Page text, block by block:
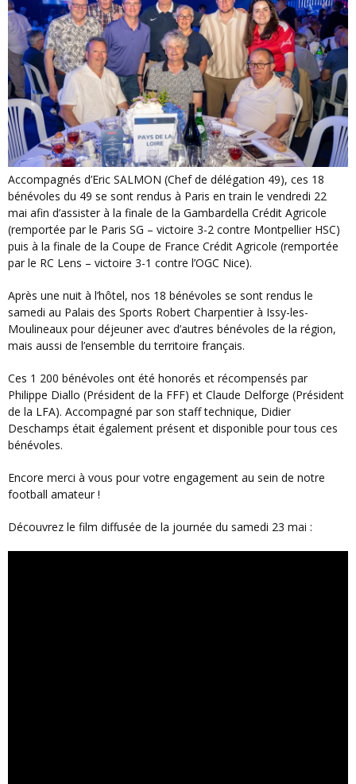
Accompagnés d’Eric SALMON (Chef de délégation 49), ces 18
bénévoles du 49 se sont rendus à Paris en train le vendredi 22
mai afin d’assister à la finale de la Gambardella Crédit Agricole
(remportée par le Paris SG – victoire 3-2 contre Montpellier HSC)
puis à la finale de la Coupe de France Crédit Agricole (remportée
par le RC Lens – victoire 3-1 contre l’OGC Nice).
Après une nuit à l’hôtel, nos 18 bénévoles se sont rendus le
samedi au Palais des Sports Robert Charpentier à Issy-les-
Moulineaux pour déjeuner avec d’autres bénévoles de la région,
mais aussi de l’ensemble du territoire français.
Ces 1 200 bénévoles ont été honorés et récompensés par
Philippe Diallo (Président de la FFF) et Claude Delforge (Président
de la LFA). Accompagné par son staff technique, Didier
Deschamps était également présent et disponible pour tous ces
bénévoles.
Encore merci à vous pour votre engagement au sein de notre
football amateur !
Découvrez le film diffusée de la journée du samedi 23 mai :